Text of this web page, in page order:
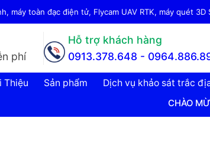
máy toàn đạc điện tử, Flycam UAV RTK, máy quét
phí
Hỗ trợ khách hàng
0913.378.648 -
Thiệu Sản phẩm Dịch vụ khảo sát trắc
CHÀO MỪNG QUÝ